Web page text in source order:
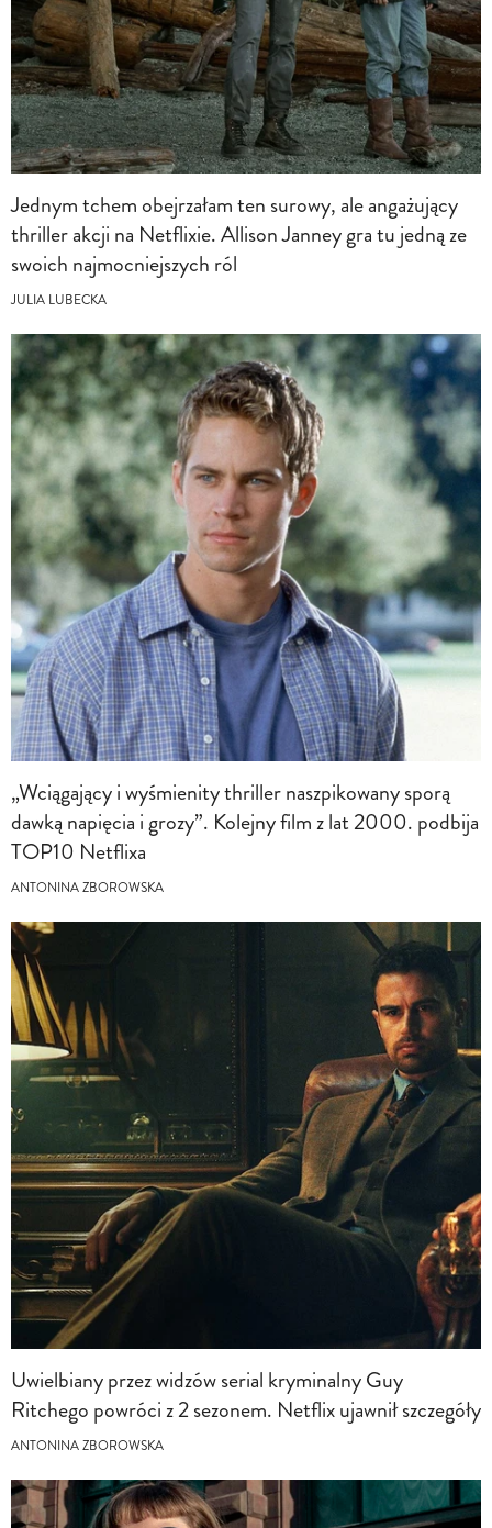
Jednym tchem obejrzałam ten surowy, ale angażujący
thriller akcji na Netflixie. Allison Janney gra tu jedną ze
swoich najmocniejszych ról
JULIA LUBECKA
„Wciągający i wyśmienity thriller naszpikowany sporą
dawką napięcia i grozy”. Kolejny film z lat 2000. podbija
TOP10 Netflixa
ANTONINA ZBOROWSKA
Uwielbiany przez widzów serial kryminalny Guy
Ritchego powróci z 2 sezonem. Netflix ujawnił szczegóły
ANTONINA ZBOROWSKA